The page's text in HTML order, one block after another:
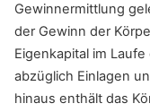
Gewinnermittlung
der Gewinn der
Eigenkapital im
abzüglich Einlagen
hinaus enthält das